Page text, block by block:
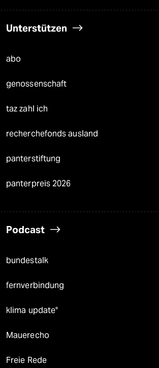
Unterstützen
abo
genossenschaft
taz zahl ich
recherchefonds ausland
panterstiftung
panterpreis 2026
Podcast
bundestalk
fernverbindung
klima update°
Mauerecho
Freie Rede